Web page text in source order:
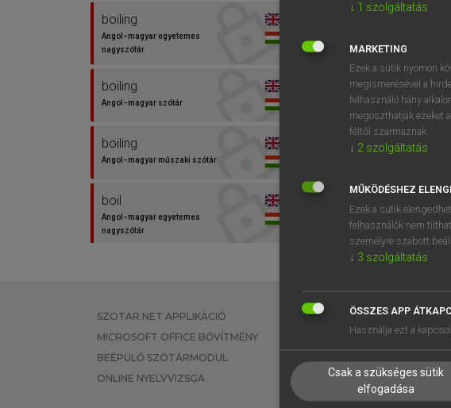
boiling
Angol−magyar egyetemes
nagyszótár
boiling
Angol−magyar szótár
boiling
Angol−magyar műszaki szótár
boil
Angol−magyar egyetemes
nagyszótár
boil
Angol−magyar műszaki szótár
boil away
→boiled
⚲ boilingkeresése
SZOTAR.NET APPLIKÁCIÓ
MICROSOFT OFFICE BŐVÍTMÉNY
BEÉPÜLŐ SZÓTÁRMODUL
ONLINE NYELVVIZSGA
EGYÉNI FELHASZNÁLÓKNAK
TANULÓKNAK
VÁLLALATI MEGOLDÁSOK
↓ 1 szolgáltatás
MARKETING
Ezek a sütik nyomon
megismerésével a
felhasználó hány
megoszthatják ezeket
féltől származnak.
↓ 2 szolgáltatás
MŰKÖDÉSHEZ
Ezek a sütik
felhasználók nem
személyre szabott
↓ 3 szolgáltatás
ÖSSZES APP
Használja ezt a
Csak a szükséges sütik
elfogadása